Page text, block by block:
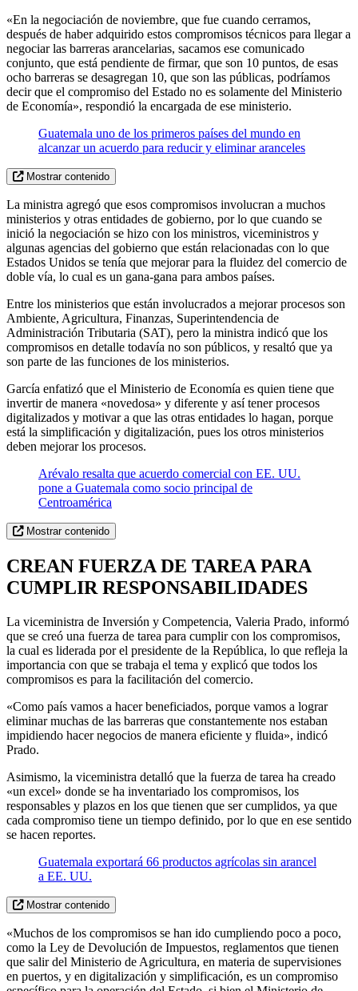
«En la negociación de noviembre, que fue cuando cerramos,
después de haber adquirido estos compromisos técnicos para llegar a
negociar las barreras arancelarias, sacamos ese comunicado
conjunto, que está pendiente de firmar, que son 10 puntos, de esas
ocho barreras se desagregan 10, que son las públicas, podríamos
decir que el compromiso del Estado no es solamente del Ministerio
de Economía», respondió la encargada de ese ministerio.
Guatemala uno de los primeros países del mundo en
alcanzar un acuerdo para reducir y eliminar aranceles
Mostrar contenido
La ministra agregó que esos compromisos involucran a muchos
ministerios y otras entidades de gobierno, por lo que cuando se
inició la negociación se hizo con los ministros, viceministros y
algunas agencias del gobierno que están relacionadas con lo que
Estados Unidos se tenía que mejorar para la fluidez del comercio de
doble vía, lo cual es un gana-gana para ambos países.
Entre los ministerios que están involucrados a mejorar procesos son
Ambiente, Agricultura, Finanzas, Superintendencia de
Administración Tributaria (SAT), pero la ministra indicó que los
compromisos en detalle todavía no son públicos, y resaltó que ya
son parte de las funciones de los ministerios.
García enfatizó que el Ministerio de Economía es quien tiene que
invertir de manera «novedosa» y diferente y así tener procesos
digitalizados y motivar a que las otras entidades lo hagan, porque
está la simplificación y digitalización, pues los otros ministerios
deben mejorar los procesos.
Arévalo resalta que acuerdo comercial con EE. UU.
pone a Guatemala como socio principal de
Centroamérica
Mostrar contenido
CREAN FUERZA DE TAREA PARA
CUMPLIR RESPONSABILIDADES
La viceministra de Inversión y Competencia, Valeria Prado, informó
que se creó una fuerza de tarea para cumplir con los compromisos,
la cual es liderada por el presidente de la República, lo que refleja la
importancia con que se trabaja el tema y explicó que todos los
compromisos es para la facilitación del comercio.
«Como país vamos a hacer beneficiados, porque vamos a lograr
eliminar muchas de las barreras que constantemente nos estaban
impidiendo hacer negocios de manera eficiente y fluida», indicó
Prado.
Asimismo, la viceministra detalló que la fuerza de tarea ha creado
«un excel» donde se ha inventariado los compromisos, los
responsables y plazos en los que tienen que ser cumplidos, ya que
cada compromiso tiene un tiempo definido, por lo que en ese sentido
se hacen reportes.
Guatemala exportará 66 productos agrícolas sin arancel
a EE. UU.
Mostrar contenido
«Muchos de los compromisos se han ido cumpliendo poco a poco,
como la Ley de Devolución de Impuestos, reglamentos que tienen
que salir del Ministerio de Agricultura, en materia de supervisiones
en puertos, y en digitalización y simplificación, es un compromiso